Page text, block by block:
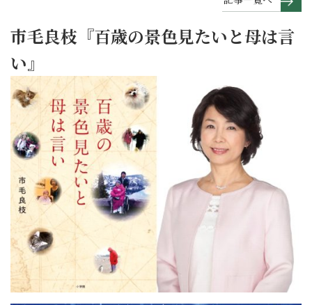
市毛良枝『百歳の景色見たいと母は言
い』